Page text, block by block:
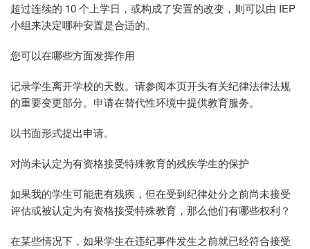
超过连续的 10 个上学日，或构成了安置的改变，则可以由 IEP
小组来决定哪种安置是合适的。
您可以在哪些方面发挥作用
记录学生离开学校的天数。请参阅本页开头有关纪律法律法规
的重要变更部分。申请在替代性环境中提供教育服务。
以书面形式提出申请。
对尚未认定为有资格接受特殊教育的残疾学生的保护
如果我的学生可能患有残疾，但在受到纪律处分之前尚未接受
评估或被认定为有资格接受特殊教育，那么他们有哪些权利？
在某些情况下，如果学生在违纪事件发生之前就已经符合接受